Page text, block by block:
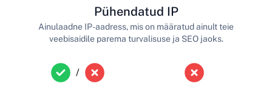
/
Pühendatud IP
Ainulaadne IP-aadress, mis on määratud ainult teie
veebisaidile parema turvalisuse ja SEO jaoks.